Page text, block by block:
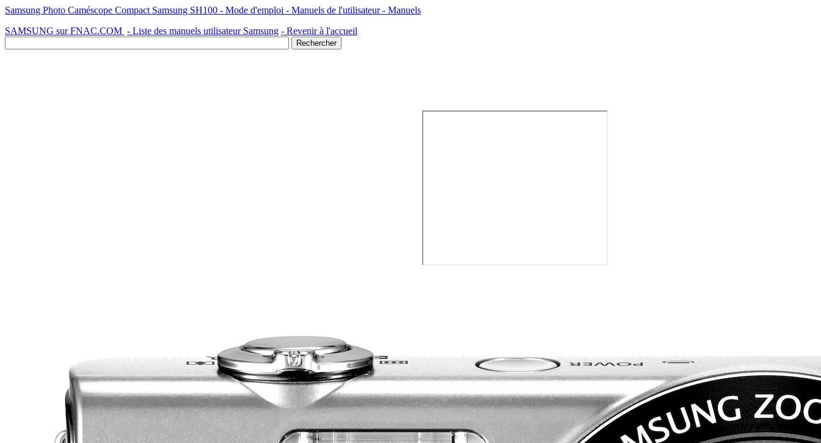
Samsung Photo Caméscope Compact Samsung SH100 - Mode d'emploi - Manuels de l'utilisateur - Manuels
SAMSUNG sur FNAC.COM - Liste des manuels utilisateur Samsung - Revenir à l'accueil